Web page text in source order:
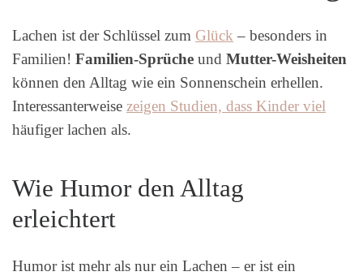
Lachen ist der Schlüssel zum Glück – besonders in
Familien! Familien-Sprüche und Mutter-Weisheiten
können den Alltag wie ein Sonnenschein erhellen.
Interessanterweise zeigen Studien, dass Kinder viel
häufiger lachen als.
Wie Humor den Alltag
erleichtert
Humor ist mehr als nur ein Lachen – er ist ein